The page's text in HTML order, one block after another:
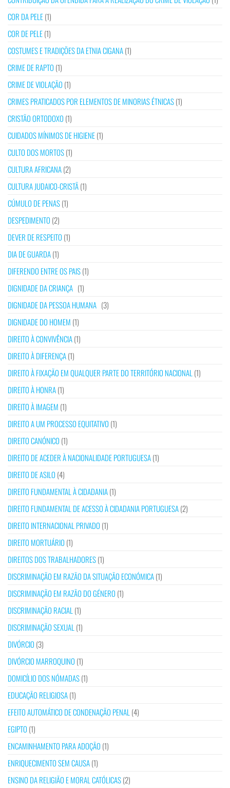
COR DA PELE(1)
COR DE PELE(1)
COSTUMES E TRADIÇÕES DA ETNIA CIGANA(1)
CRIME DE RAPTO (1)
CRIME DE VIOLAÇÃO (1)
CRIMES PRATICADOS POR ELEMENTOS DE MINORIAS ÉTNICAS(1)
CRISTÃO ORTODOXO (1)
CUIDADOS MÍNIMOS DE HIGIENE(1)
CULTO DOS MORTOS(1)
CULTURA AFRICANA(2)
CULTURA JUDAICO-CRISTÃ(1)
CÚMULO DE PENAS(1)
DESPEDIMENTO (2)
DEVER DE RESPEITO (1)
DIA DE GUARDA(1)
DIFERENDO ENTRE OS PAIS(1)
DIGNIDADE DA CRIANÇA (1)
DIGNIDADE DA PESSOA HUMANA (3)
DIGNIDADE DO HOMEM (1)
DIREITO À CONVIVÊNCIA(1)
DIREITO À DIFERENÇA(1)
DIREITO À FIXAÇÃO EM QUALQUER PARTE DO TERRITÓRIO NACIONAL (1)
DIREITO À HONRA(1)
DIREITO À IMAGEM (1)
DIREITO A UM PROCESSO EQUITATIVO (1)
DIREITO CANÓNICO (1)
DIREITO DE ACEDER À NACIONALIDADE PORTUGUESA(1)
DIREITO DE ASILO (4)
DIREITO FUNDAMENTAL À CIDADANIA(1)
DIREITO FUNDAMENTAL DE ACESSO À CIDADANIA PORTUGUESA(2)
DIREITO INTERNACIONAL PRIVADO (1)
DIREITO MORTUÁRIO (1)
DIREITOS DOS TRABALHADORES(1)
DISCRIMINAÇÃO EM RAZÃO DA SITUAÇÃO ECONÓMICA(1)
DISCRIMINAÇÃO EM RAZÃO DO GÉNERO (1)
DISCRIMINAÇÃO RACIAL (1)
DISCRIMINAÇÃO SEXUAL (1)
DIVÓRCIO (3)
DIVÓRCIO MARROQUINO (1)
DOMICÍLIO DOS NÓMADAS(1)
EDUCAÇÃO RELIGIOSA(1)
EFEITO AUTOMÁTICO DE CONDENAÇÃO PENAL (4)
EGIPTO (1)
ENCAMINHAMENTO PARA ADOÇÃO (1)
ENRIQUECIMENTO SEM CAUSA(1)
ENSINO DA RELIGIÃO E MORAL CATÓLICAS(2)